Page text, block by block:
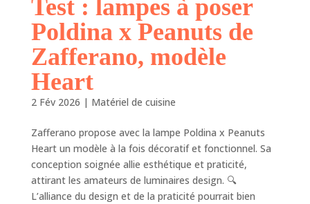
Test : lampes à poser
Poldina x Peanuts de
Zafferano, modèle
Heart
2 Fév 2026 | Matériel de cuisine
Zafferano propose avec la lampe Poldina x Peanuts
Heart un modèle à la fois décoratif et fonctionnel. Sa
conception soignée allie esthétique et praticité,
attirant les amateurs de luminaires design. 🔍
L’alliance du design et de la praticité pourrait bien